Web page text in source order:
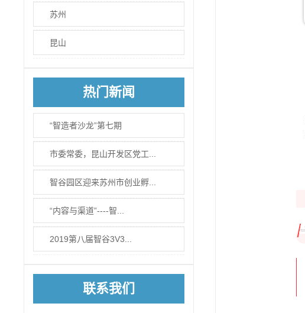
苏州
昆山
热门新闻
“智造者沙龙”第七期
市委常委，昆山开发区党工...
智谷园区迎来苏州市创业孵...
“内容与渠道”----智...
2019第八届智谷3V3...
联系我们